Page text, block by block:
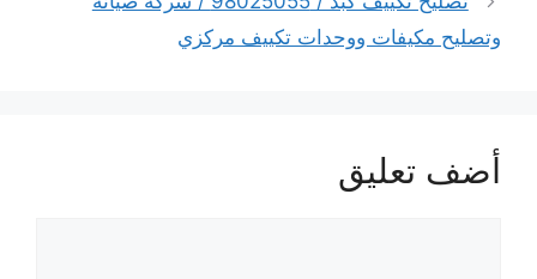
وتصليح مكيفات ووحدات تكييف مركزي
أضف تعليق